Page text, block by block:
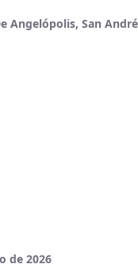
Angelópolis, San
de 2026